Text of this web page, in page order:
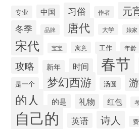
专业 中国 习俗 作者 元
冬季 品牌 唐代 大学 娘家
宋代 宝宝 寓意 工作 年龄
攻略 新年 时间 春节
是一个 梦幻西游 汤圆
的人 的是 礼物 红包
自己的 英语 诗人